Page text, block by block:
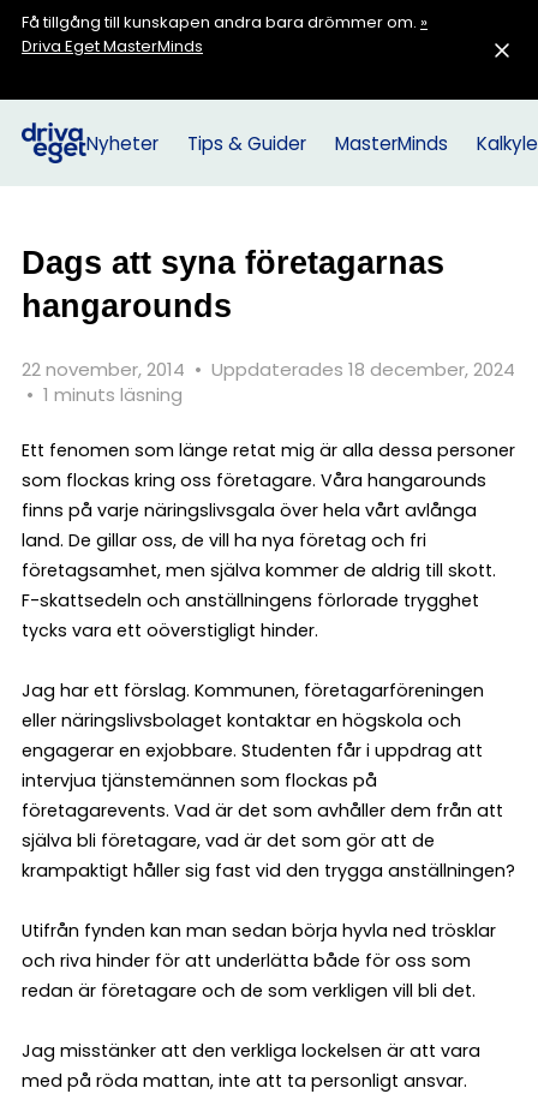
Få tillgång till kunskapen andra bara drömmer om. »
Driva Eget MasterMinds
Nyheter Tips & Guider MasterMinds
Dags att syna företagarnas
hangarounds
22 november, 2014 • Uppdaterades 18 december, 2024
• 1 minuts läsning
Ett fenomen som länge retat mig är alla dessa personer
som flockas kring oss företagare. Våra hangarounds
finns på varje näringslivsgala över hela vårt avlånga
land. De gillar oss, de vill ha nya företag och fri
företagsamhet, men själva kommer de aldrig till skott.
F-skattsedeln och anställningens förlorade trygghet
tycks vara ett oöverstigligt hinder.
Jag har ett förslag. Kommunen, företagarföreningen
eller näringslivsbolaget kontaktar en högskola och
engagerar en exjobbare. Studenten får i uppdrag att
intervjua tjänstemännen som flockas på
företagarevents. Vad är det som avhåller dem från att
själva bli företagare, vad är det som gör att de
krampaktigt håller sig fast vid den trygga anställningen?
Utifrån fynden kan man sedan börja hyvla ned trösklar
och riva hinder för att underlätta både för oss som
redan är företagare och de som verkligen vill bli det.
Jag misstänker att den verkliga lockelsen är att vara
med på röda mattan, inte att ta personligt ansvar.